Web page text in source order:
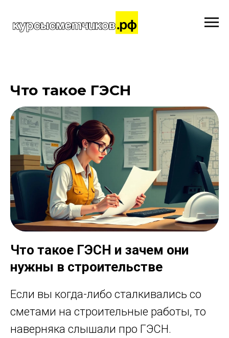
Что такое ГЭСН
Что такое ГЭСН и зачем они
нужны в строительстве
Если вы когда-либо сталкивались со
сметами на строительные работы, то
наверняка слышали про ГЭСН.